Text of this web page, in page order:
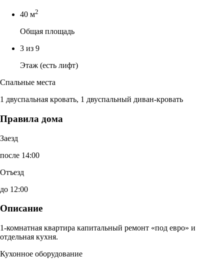
40 м2
Общая площадь
3 из 9
Этаж (есть лифт)
Спальные места
1 двуспальная кровать, 1 двуспальный диван-кровать
Правила дома
Заезд
после 14:00
Отъезд
до 12:00
Описание
1-комнатная квартира капитальный ремонт «под евро» и
отдельная кухня.
Кухонное оборудование